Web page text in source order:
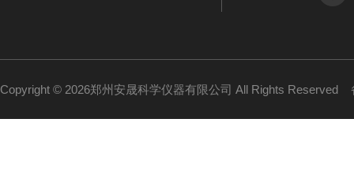
Copyright © 2026郑州安晟科学仪器有限公司 All Rights Reserved